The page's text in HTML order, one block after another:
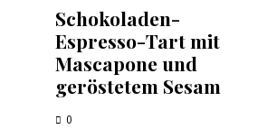
Schokoladen-
Espresso-Tart mit
Mascapone und
geröstetem Sesam
0